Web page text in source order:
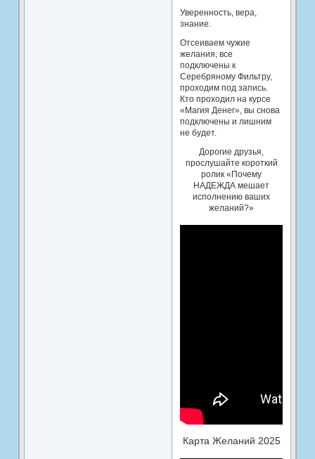
Уверенность, вера,
знание.
Отсеиваем чужие
желания, все
подключены к
Серебряному Фильтру,
проходим под запись.
Кто проходил на курсе
«Магия Денег», вы снова
подключены и лишним
не будет.
Дорогие друзья,
прослушайте короткий
ролик «Почему
НАДЕЖДА мешает
исполнению ваших
желаний?»
Карта Желаний 2025